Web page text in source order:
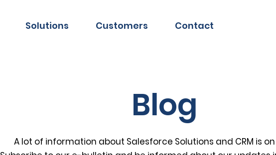
Solutions Customers Contact
Blog
A lot of information about Salesforce Solutions and CRM is